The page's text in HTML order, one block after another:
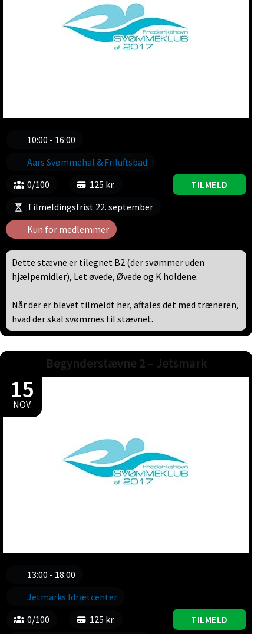
10:00 - 16:00
Aars Svømmehal & Friluftsbad
0/100
125 kr.
Tilmeldingsfrist 22. september
Kun for medlemmer
TILMELD
Dette stævne er tilegnet B2 (der svømmer uden
hjælpemidler), Let øvede, Øvede og K holdene.
Når der er blevet tilmeldt her, aftales det med træneren,
hvad der skal svømmes til stævnet.
Begynderstævne 2 – Jetsmark
15
NOV.
13:00 - 18:00
Jetmarks Idrætcenter
0/100
125 kr.
TILMELD